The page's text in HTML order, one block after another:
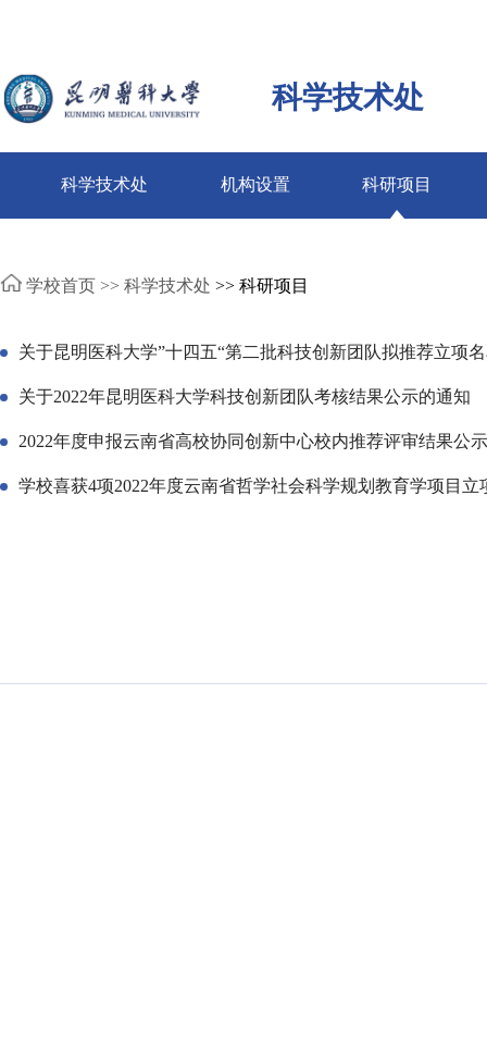
科学技术处
科学技术处 机构设置 科研项目
学校首页 >> 科学技术处 >> 科研项目
关于昆明医科大学”十四五“第二批科技创新团队拟推荐立项
关于2022年昆明医科大学科技创新团队考核结果公示的通知
2022年度申报云南省高校协同创新中心校内推荐评审结果公示
学校喜获4项2022年度云南省哲学社会科学规划教育学项目立